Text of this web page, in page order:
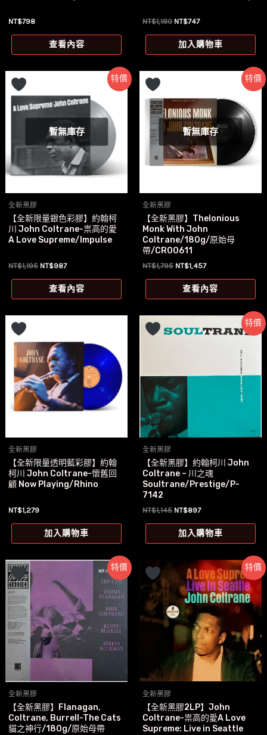
NT$798
查看內容
NT$1,180 原
價
格：
NT$747目
價
格：
加入購物車
特價
暫無庫存
全新黑膠
【全新限量銀色彩膠】約翰柯
川 John Coltrane-祟高的愛
A Love Supreme/Impulse
NT$1,195 原
格：
NT$987目
價
格：
查看內容
特價
暫無庫存
全新黑膠
【全新黑膠】Thelonious
Monk With John
Coltrane/180g/原始母
帶/CR00611
NT$1,795 原
格：
NT$1,457目
價
格：
查看內容
全新黑膠
【全新限量透明藍彩膠】約翰
柯川 John Coltrane-懷舊回
顧 Now Playing/Rhino
NT$1,279
加入購物車
特價
全新黑膠
【全新黑膠】約翰柯川 John
Coltrane – 川之魂
Soultrane/Prestige/P-
7142
NT$1,145 原
價
格：
NT$897目
價
格：
加入購物車
特價
全新黑膠
【全新黑膠】Flanagan,
Coltrane, Burrell-The Cats
貓之神行/180g/原始母帶
特價
全新黑膠
【全新黑膠2LP】John
Coltrane-祟高的愛A Love
Supreme: Live in Seattle